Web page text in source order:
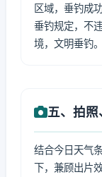
区域，垂钓成
垂钓规定，不
境，文明垂钓。
五、拍
结合今日天气
下，兼顾出片